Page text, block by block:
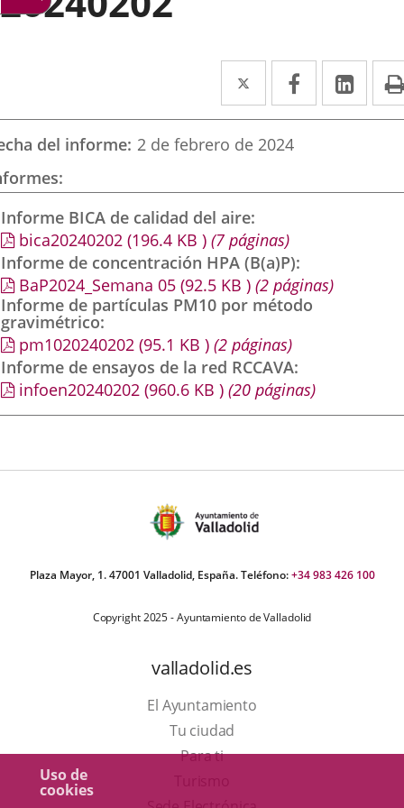
Uso de
cookies
Twitter
Enlace
a
una
externa.
Facebook
Enlace
a
externa.
a
del informe 2 de febrero de 2024
Informe BICA de calidad del aire
bica20240202 (196.4 KB ) (7 páginas)
Informe de concentración HPA (B(a)P)
BaP2024_Semana 05 (92.5 KB ) (2 páginas)
Informe de partículas PM10 por método
gravimétrico
pm1020240202 (95.1 KB ) (2 páginas)
Informe de ensayos de la red RCCAVA
infoen20240202 (960.6 KB ) (20 páginas)
Plaza Mayor, 1. 47001 Valladolid, España. Teléfono:+34 983 426 100
Copyright 2025 - Ayuntamiento de Valladolid
valladolid.es
El Ayuntamiento
Tu ciudad
Para ti